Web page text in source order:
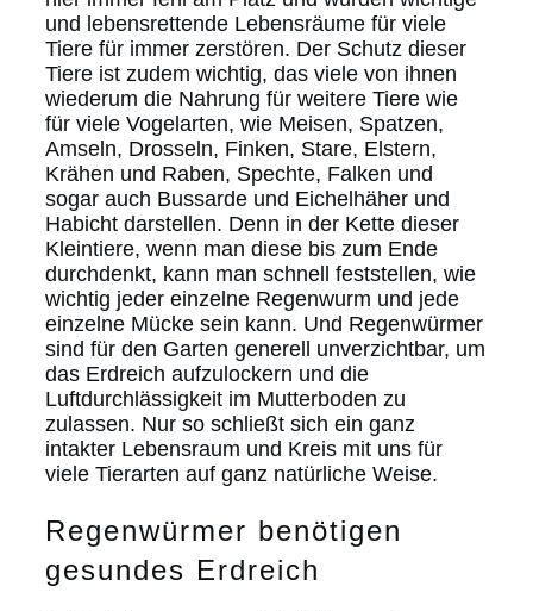
und lebensrettende Lebensräume für viele
Tiere für immer zerstören. Der Schutz dieser
Tiere ist zudem wichtig, das viele von ihnen
wiederum die Nahrung für weitere Tiere wie
für viele Vogelarten, wie Meisen, Spatzen,
Amseln, Drosseln, Finken, Stare, Elstern,
Krähen und Raben, Spechte, Falken und
sogar auch Bussarde und Eichelhäher und
Habicht darstellen. Denn in der Kette dieser
Kleintiere, wenn man diese bis zum Ende
durchdenkt, kann man schnell feststellen, wie
wichtig jeder einzelne Regenwurm und jede
einzelne Mücke sein kann. Und Regenwürmer
sind für den Garten generell unverzichtbar, um
das Erdreich aufzulockern und die
Luftdurchlässigkeit im Mutterboden zu
zulassen. Nur so schließt sich ein ganz
intakter Lebensraum und Kreis mit uns für
viele Tierarten auf ganz natürliche Weise.
Regenwürmer benötigen
gesundes Erdreich